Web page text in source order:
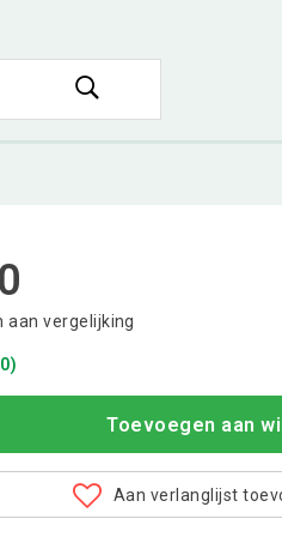
aan vergelijking
Toevoegen aan
Aan verlanglijst